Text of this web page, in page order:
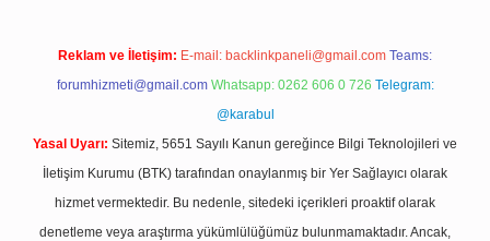
Reklam ve İletişim: E-mail: backlinkpaneli@gmail.com Teams:
forumhizmeti@gmail.com Whatsapp: 0262 606 0 726 Telegram:
@karabul
Yasal Uyarı: Sitemiz, 5651 Sayılı Kanun gereğince Bilgi Teknolojileri ve
İletişim Kurumu (BTK) tarafından onaylanmış bir Yer Sağlayıcı olarak
hizmet vermektedir. Bu nedenle, sitedeki içerikleri proaktif olarak
denetleme veya araştırma yükümlülüğümüz bulunmamaktadır. Ancak,